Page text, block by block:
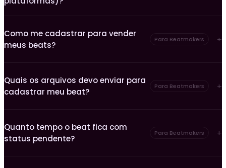
Como me cadastrar para vender
meus beats?
Para Beatmakers
Quais os arquivos devo enviar para
cadastrar meu beat?
Para Beatmakers
Quanto tempo o beat fica com
status pendente?
Para Beatmakers